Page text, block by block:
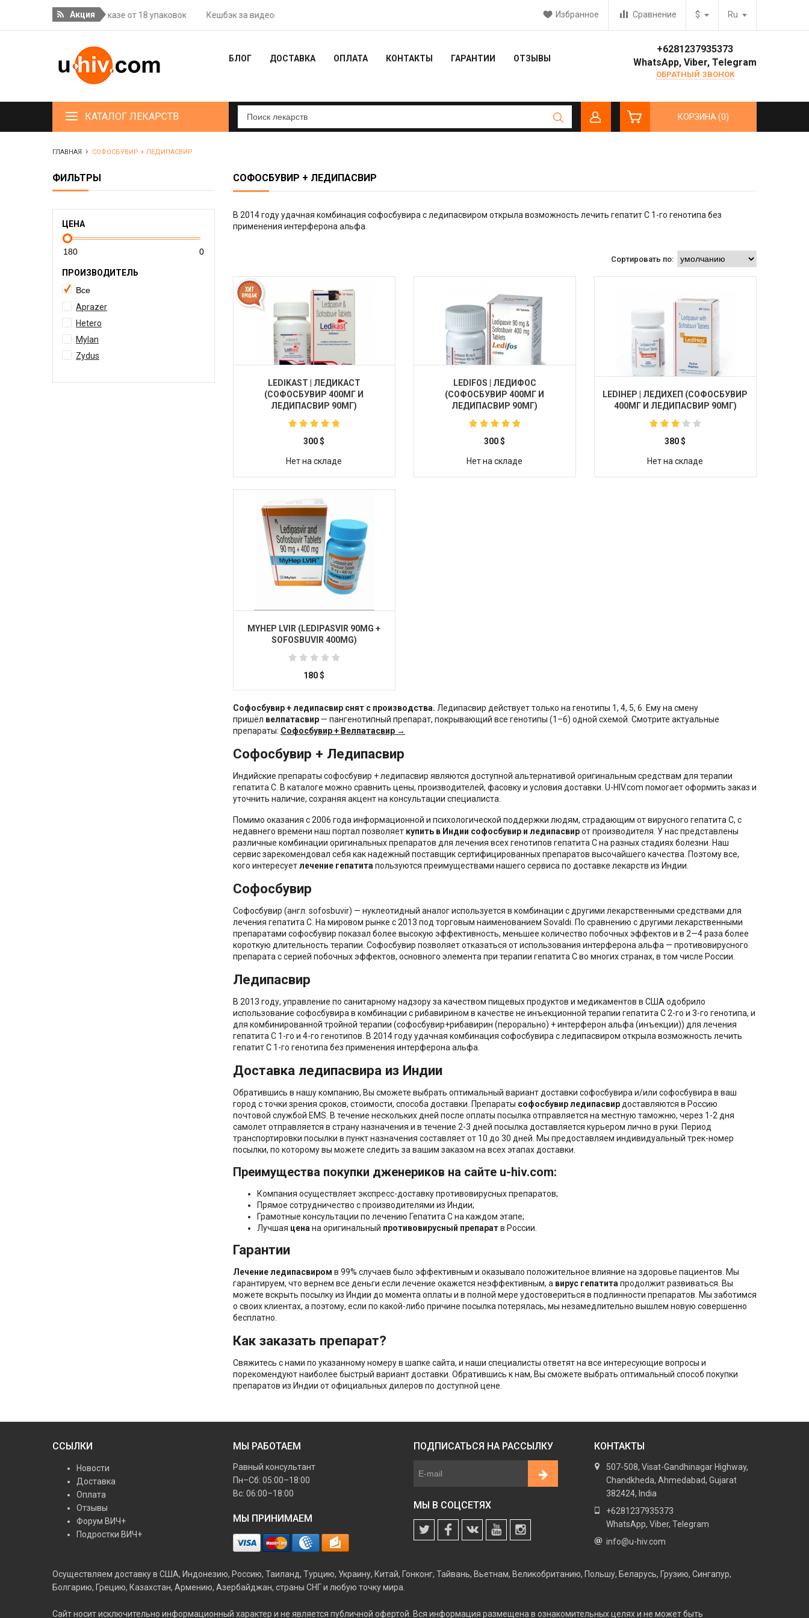
Акция
доставка при заказе от 18 упаковок Кешбэк за видеоотзыв - 10% от заказа Действует акция с бесплатной доставкой - спрашивайте у консультанта Ru
$
Сравнение
Избранное
+6281237935373
WhatsApp, Viber, Telegram
ОБРАТНЫЙ ЗВОНОК
БЛОГ ДОСТАВКА ОПЛАТА КОНТАКТЫ ГАРАНТИИ ОТЗЫВЫ
КОРЗИНА (0)
КАТАЛОГ ЛЕКАРСТВ
ГЛАВНАЯ СОФОСБУВИР + ЛЕДИПАСВИР
ФИЛЬТРЫ
ЦЕНА
ПРОИЗВОДИТЕЛЬ
Все
Aprazer
Hetero
Mylan
Zydus
СОФОСБУВИР + ЛЕДИПАСВИР
В 2014 году удачная комбинация софосбувира с ледипасвиром открыла возможность лечить гепатит C 1-го генотипа без
применения интерферона альфа.
Сортировать по:
LEDIKAST | ЛЕДИКАСТ
(СОФОСБУВИР 400МГ И
ЛЕДИПАСВИР 90МГ)
300 $
Нет на складе
LEDIFOS | ЛЕДИФОС
(СОФОСБУВИР 400МГ И
ЛЕДИПАСВИР 90МГ)
300 $
Нет на складе
LEDIHEP | ЛЕДИХЕП (СОФОСБУВИР
400МГ И ЛЕДИПАСВИР 90МГ)
380 $
Нет на складе
MYHEP LVIR (LEDIPASVIR 90MG +
SOFOSBUVIR 400MG)
180 $
Софосбувир + ледипасвир снят с производства. Ледипасвир действует только на генотипы 1, 4, 5, 6. Ему на смену
пришёл велпатасвир — пангенотипный препарат, покрывающий все генотипы (1–6) одной схемой. Смотрите актуальные
препараты: Софосбувир + Велпатасвир →
Софосбувир + Ледипасвир
Индийские препараты софосбувир + ледипасвир являются доступной альтернативой оригинальным средствам для терапии
гепатита C. В каталоге можно сравнить цены, производителей, фасовку и условия доставки. U-HIV.com помогает оформить заказ и
уточнить наличие, сохраняя акцент на консультации специалиста.
Помимо оказания с 2006 года информационной и психологической поддержки людям, страдающим от вирусного гепатита C, с
недавнего времени наш портал позволяет купить в Индии софосбувир и ледипасвирот производителя. У нас представлены
различные комбинации оригинальных препаратов для лечения всех генотипов гепатита С на разных стадиях болезни. Наш
сервис зарекомендовал себя как надежный поставщик сертифицированных препаратов высочайшего качества. Поэтому все,
кого интересуетлечение гепатита пользуются преимуществами нашего сервиса по доставке лекарств из Индии.
Софосбувир
Софосбувир (англ. sofosbuvir) — нуклеотидный аналог используется в комбинации с другими лекарственными средствами для
лечения гепатита C. На мировом рынке с 2013 под торговым наименованием Sovaldi. По сравнению с другими лекарственными
препаратами софосбувир показал более высокую эффективность, меньшее количество побочных эффектов и в 2—4 раза более
короткую длительность терапии. Софосбувир позволяет отказаться от использования интерферона альфа — противовирусного
препарата с серией побочных эффектов, основного элемента при терапии гепатита C во многих странах, в том числе России.
Ледипасвир
В 2013 году, управление по санитарному надзору за качеством пищевых продуктов и медикаментов в США одобрило
использование софосбувира в комбинации с рибавирином в качестве не инъекционной терапии гепатита C 2-го и 3-го генотипа, и
для комбинированной тройной терапии (софосбувир+рибавирин (перорально) + интерферон альфа (инъекции)) для лечения
гепатита C 1-го и 4-го генотипов. В 2014 году удачная комбинация софосбувира с ледипасвиром открыла возможность лечить
гепатит C 1-го генотипа без применения интерферона альфа.
Доставка ледипасвира из Индии
Обратившись в нашу компанию, Вы сможете выбрать оптимальный вариант доставки софосбувира и/или софосбувира в ваш
город с точки зрения сроков, стоимости, способа доставки. Препараты софосбувир ледипасвир доставляются в Россию
почтовой службой EMS. В течение нескольких дней после оплаты посылка отправляется на местную таможню, через 1-2 дня
самолет отправляется в страну назначения и в течение 2-3 дней посылка доставляется курьером лично в руки. Период
транспортировки посылки в пункт назначения составляет от 10 до 30 дней. Мы предоставляем индивидуальный трек-номер
посылки, по которому вы можете следить за вашим заказом на всех этапах доставки.
Преимущества покупки дженериков на сайте u-hiv.com:
Компания осуществляет экспресс-доставку противовирусных препаратов;
Прямое сотрудничество с производителями из Индии;
Грамотные консультации по лечению Гепатита С на каждом этапе;
Лучшая цена на оригинальный противовирусный препаратв России.
Гарантии
Лечение ледипасвиром в 99% случаев было эффективным и оказывало положительное влияние на здоровье пациентов. Мы
гарантируем, что вернем все деньги если лечение окажется неэффективным, а вирус гепатита продолжит развиваться. Вы
можете вскрыть посылку из Индии до момента оплаты и в полной мере удостовериться в подлинности препаратов. Мы заботимся
о своих клиентах, а поэтому, если по какой-либо причине посылка потерялась, мы незамедлительно вышлем новую совершенно
бесплатно.
Как заказать препарат?
Свяжитесь с нами по указанному номеру в шапке сайта, и наши специалисты ответят на все интересующие вопросы и
порекомендуют наиболее быстрый вариант доставки. Обратившись к нам, Вы сможете выбрать оптимальный способ покупки
препаратов из Индии от официальных дилеров по доступной цене.
ССЫЛКИ
Новости
Доставка
Оплата
Отзывы
Форум ВИЧ+
Подростки ВИЧ+
МЫ РАБОТАЕМ
Равный консультант
Пн–Сб: 05:00–18:00
Вс: 06:00–18:00
МЫ ПРИНИМАЕМ
ПОДПИСАТЬСЯ НА РАССЫЛКУ
МЫ В СОЦСЕТЯХ
КОНТАКТЫ
507-508, Visat-Gandhinagar Highway,
Chandkheda, Ahmedabad, Gujarat
382424, India
+6281237935373
WhatsApp, Viber, Telegram
info@u-hiv.com
Осуществляем доставку в США, Индонезию, Россию, Таиланд, Турцию, Украину, Китай, Гонконг, Тайвань, Вьетнам, Великобританию, Польшу, Беларусь, Грузию, Сингапур,
Болгарию, Грецию, Казахстан, Армению, Азербайджан, страны СНГ и любую точку мира.
Сайт носит исключительно информационный характер и не является публичной офертой. Вся информация размещена в ознакомительных целях и не может быть